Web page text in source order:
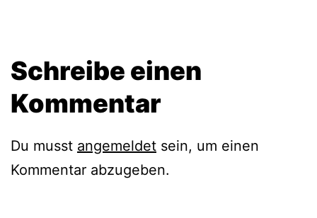
Schreibe einen
Kommentar
Du musst angemeldet sein, um einen
Kommentar abzugeben.